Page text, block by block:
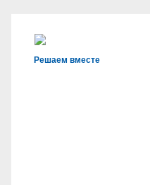
Решаем вместе